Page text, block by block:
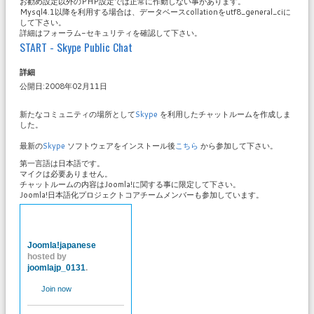
Mysql4.1以降を利用する場合は、データベースcollationをutf8_general_ciに
して下さい。
詳細はフォーラム-セキュリティを確認して下さい。
START - Skype Public Chat
詳細
公開日:2008年02月11日
新たなコミュニティの場所としてSkype を利用したチャットルームを作成しま
した。
最新のSkype ソフトウェアをインストール後こちら から参加して下さい。
第一言語は日本語です。
マイクは必要ありません。
チャットルームの内容はJoomla!に関する事に限定して下さい。
Joomla!日本語化プロジェクトコアチームメンバーも参加しています。
Joomla!japanese
hosted by
joomlajp_0131.
Join now